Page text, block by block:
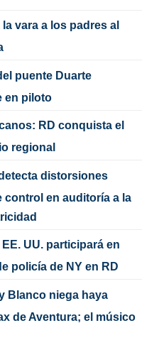
vara a los padres al
puente Duarte
en piloto
RD conquista el
regional
distorsiones
control en auditoría a la
UU. participará en
policía de NY en RD
Blanco niega haya
de Aventura; el músico